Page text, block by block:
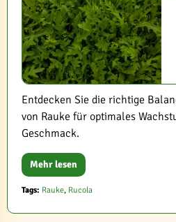
Entdecken Sie die richtige
von Rauke für optimales
Geschmack.
Mehr lesen
Tags: Rauke, Rucola